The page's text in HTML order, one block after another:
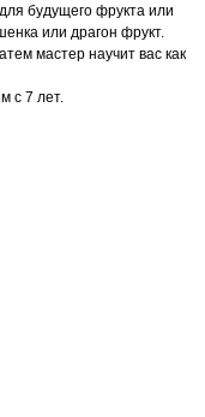
будущего фрукта или
или драгон фрукт.
мастер научит вас как
с 7 лет.